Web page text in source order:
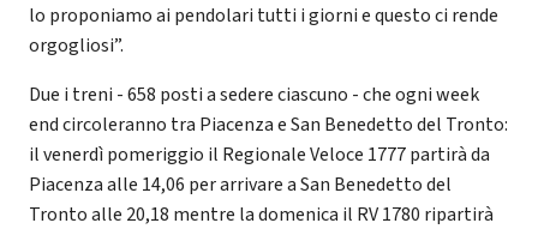
lo proponiamo ai pendolari tutti i giorni e questo ci rende
orgogliosi”.
Due i treni - 658 posti a sedere ciascuno - che ogni week
end circoleranno tra Piacenza e San Benedetto del Tronto:
il venerdì pomeriggio il Regionale Veloce 1777 partirà da
Piacenza alle 14,06 per arrivare a San Benedetto del
Tronto alle 20,18 mentre la domenica il RV 1780 ripartirà